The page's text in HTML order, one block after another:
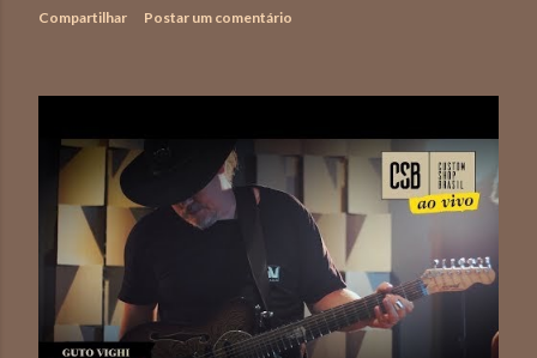
Compartilhar Postar um comentário